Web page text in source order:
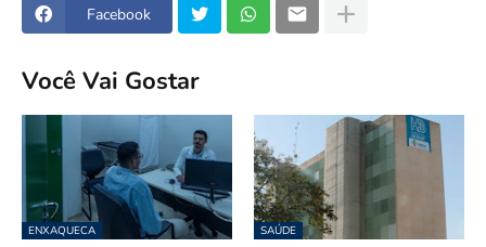
Facebook
Você Vai Gostar
ENXAQUECA SAÚDE